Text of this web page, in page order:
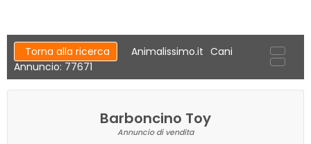
Torna alla ricerca Animalissimo.it Cani
Annuncio: 77671
Barboncino Toy
Annuncio di vendita